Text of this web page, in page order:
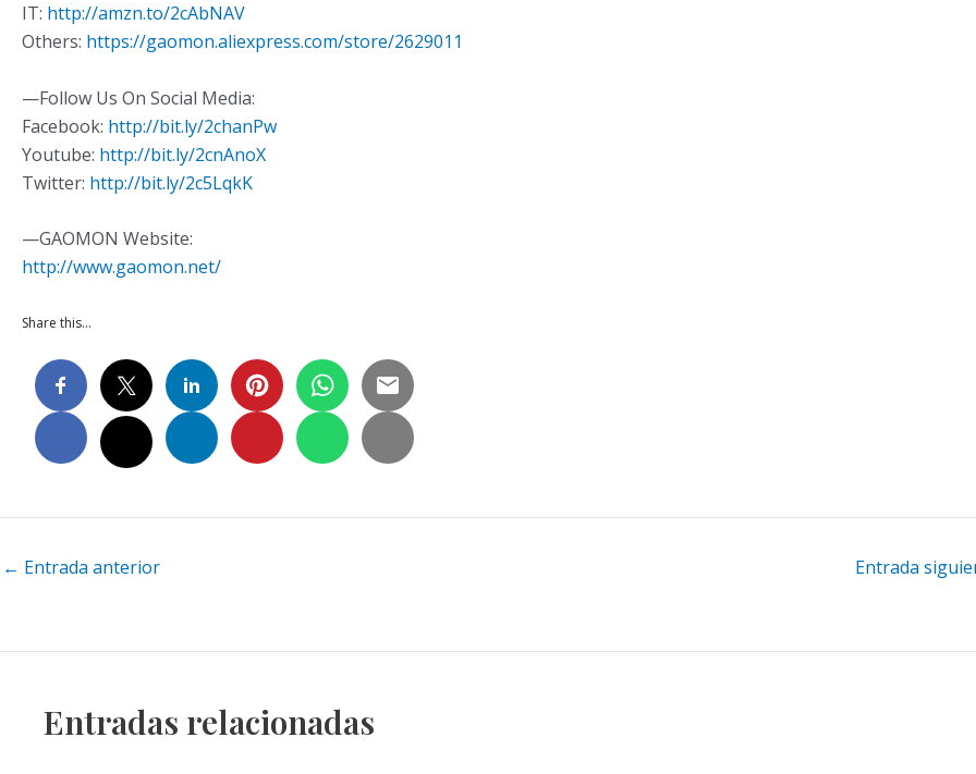
IT: http://amzn.to/2cAbNAV
Others: https://gaomon.aliexpress.com/store/2629011
—Follow Us On Social Media:
Facebook: http://bit.ly/2chanPw
Youtube: http://bit.ly/2cnAnoX
Twitter: http://bit.ly/2c5LqkK
—GAOMON Website:
http://www.gaomon.net/
Share this…
Navegación
← Entrada anterior Entrada
Entradas relacionadas